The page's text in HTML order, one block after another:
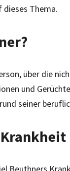
dieses Thema.
über die
und
seiner